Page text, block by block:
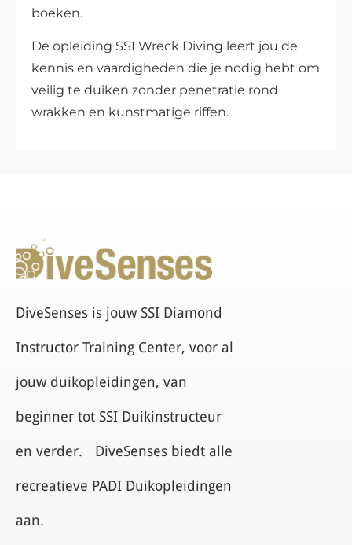
boeken.
De opleiding SSI Wreck Diving leert jou de
kennis en vaardigheden die je nodig hebt om
veilig te duiken zonder penetratie rond
wrakken en kunstmatige riffen.
DiveSenses is jouw SSI Diamond
Instructor Training Center, voor al
jouw duikopleidingen, van
beginner tot SSI Duikinstructeur
en verder. DiveSenses biedt alle
recreatieve PADI Duikopleidingen
aan.